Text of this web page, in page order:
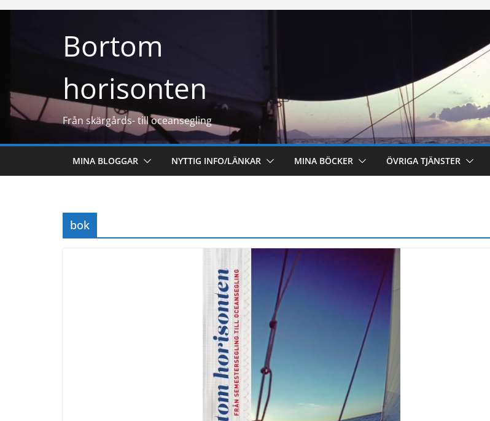
Hoppa
Bortom
horisonten
Från skärgårds- till oceansegling
MINA BLOGGAR NYTTIG INFO/LÄNKAR MINA BÖCKER ÖVRIGA TJÄNSTER
bok